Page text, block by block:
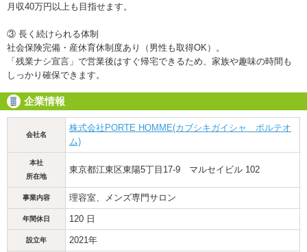
月収40万円以上も目指せます。
③ 長く続けられる体制
社会保険完備・産休育休制度あり（男性も取得OK）。
「残業ナシ宣言」で営業後はすぐ帰宅できるため、家族や趣味の時間も
しっかり確保できます。
企業情報
会社名
株式会社PORTE HOMME(カブシキガイシャ ポルテオ
ム)
本社
所在地
東京都江東区東陽5丁目17-9 マルセイビル 102
事業内容 理容室、メンズ専門サロン
年間休日 120 日
設立年 2021年